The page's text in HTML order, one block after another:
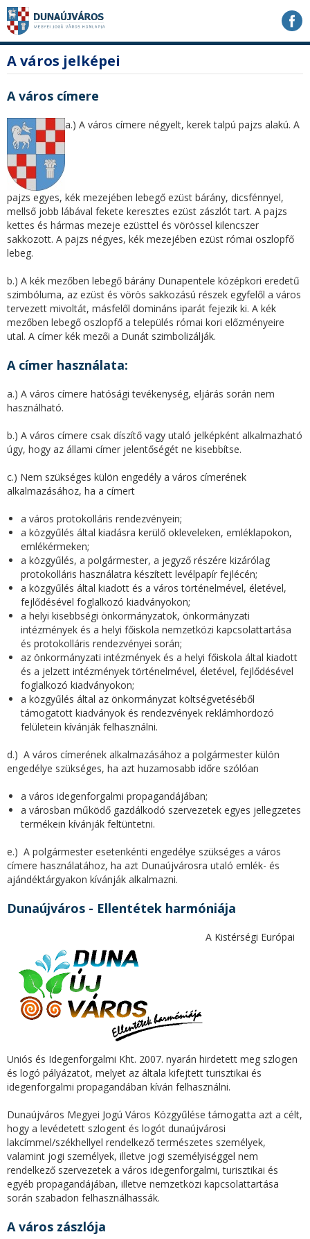
Ugrás
tartalomhoz
Ugrás
navigációhoz
Ugrás
kereséshez
a
honlapon
tartalom
A város jelképei
A város címere
a.) A város címere négyelt, kerek talpú pajzs alakú. A
pajzs egyes, kék mezejében lebegő ezüst bárány, dicsfénnyel,
mellső jobb lábával fekete keresztes ezüst zászlót tart. A pajzs
kettes és hármas mezeje ezüsttel és vörössel kilencszer
sakkozott. A pajzs négyes, kék mezejében ezüst római oszlopfő
lebeg.
b.) A kék mezőben lebegő bárány Dunapentele középkori eredetű
szimbóluma, az ezüst és vörös sakkozású részek egyfelől a város
tervezett mivoltát, másfelől domináns iparát fejezik ki. A kék
mezőben lebegő oszlopfő a település római kori előzményeire
utal. A címer kék mezői a Dunát szimbolizálják.
A címer használata:
a.) A város címere hatósági tevékenység, eljárás során nem
használható.
b.) A város címere csak díszítő vagy utaló jelképként alkalmazható
úgy, hogy az állami címer jelentőségét ne kisebbítse.
c.) Nem szükséges külön engedély a város címerének
alkalmazásához, ha a címert
a város protokolláris rendezvényein;
a közgyűlés által kiadásra kerülő okleveleken, emléklapokon,
emlékérmeken;
a közgyűlés, a polgármester, a jegyző részére kizárólag
protokolláris használatra készített levélpapír fejlécén;
a közgyűlés által kiadott és a város történelmével, életével,
fejlődésével foglalkozó kiadványokon;
a helyi kisebbségi önkormányzatok, önkormányzati
intézmények és a helyi főiskola nemzetközi kapcsolattartása
és protokolláris rendezvényei során;
az önkormányzati intézmények és a helyi főiskola által kiadott
és a jelzett intézmények történelmével, életével, fejlődésével
foglalkozó kiadványokon;
a közgyűlés által az önkormányzat költségvetéséből
támogatott kiadványok és rendezvények reklámhordozó
felületein kívánják felhasználni.
d.) A város címerének alkalmazásához a polgármester külön
engedélye szükséges, ha azt huzamosabb időre szólóan
a város idegenforgalmi propagandájában;
a városban működő gazdálkodó szervezetek egyes jellegzetes
termékein kívánják feltüntetni.
e.) A polgármester esetenkénti engedélye szükséges a város
címere használatához, ha azt Dunaújvárosra utaló emlék- és
ajándéktárgyakon kívánják alkalmazni.
Dunaújváros - Ellentétek harmóniája
A Kistérségi Európai
Uniós és Idegenforgalmi Kht. 2007. nyarán hirdetett meg szlogen
és logó pályázatot, melyet az általa kifejtett turisztikai és
idegenforgalmi propagandában kíván felhasználni.
Dunaújváros Megyei Jogú Város Közgyűlése támogatta azt a célt,
hogy a levédetett szlogent és logót dunaújvárosi
lakcímmel/székhellyel rendelkező természetes személyek,
valamint jogi személyek, illetve jogi személyiséggel nem
rendelkező szervezetek a város idegenforgalmi, turisztikai és
egyéb propagandájában, illetve nemzetközi kapcsolattartása
során szabadon felhasználhassák.
A város zászlója